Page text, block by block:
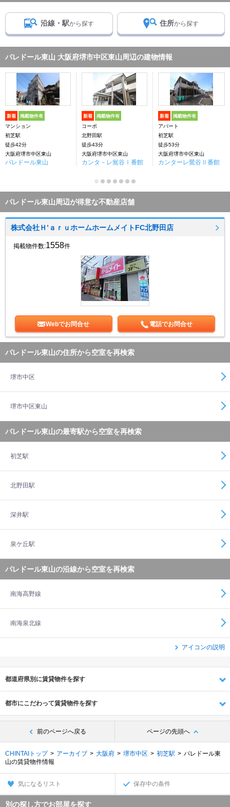
沿線・駅から探す 住所から探す
パレドール東山 大阪府堺市中区東山周辺の建物情報
新着 掲載物件有
マンション
初芝駅
徒歩42分
大阪府堺市中区東山
パレドール東山
新着 掲載物件有
コーポ
北野田駅
徒歩43分
大阪府堺市中区東山
カンタ－レ鴬谷Ⅰ番館
新着 掲載物件有
アパート
初芝駅
徒歩53分
大阪府堺市中区東山
カンターレ鶯谷Ⅱ番館
パレドール東山周辺が得意な不動産店舗
株式会社Ｈ’ａｒｕホームホームメイトFC北野田店
掲載物件数:1558件
Webでお問合せ 電話でお問合せ
パレドール東山の住所から空室を再検索
堺市中区
堺市中区東山
パレドール東山の最寄駅から空室を再検索
初芝駅
北野田駅
深井駅
泉ケ丘駅
パレドール東山の沿線から空室を再検索
南海高野線
南海泉北線
アイコンの説明
都道府県別に賃貸物件を探す
都市にこだわって賃貸物件を探す
前のページへ戻る ページの先頭へ
CHINTAIトップ アーカイブ 大阪府 堺市中区 初芝駅
パレドール東
山の賃貸物件情報
気になるリスト 保存中の条件
別の探し方でお部屋を探す